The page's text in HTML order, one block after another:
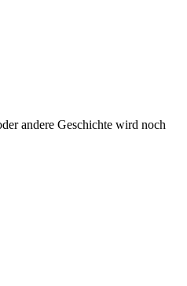
andere Geschichte wird noch